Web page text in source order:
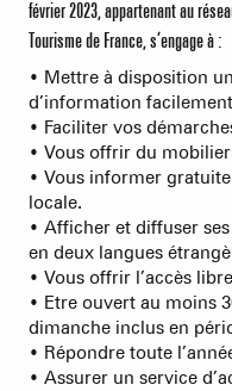
février 2023, appartenant au
Tourisme de France, s’engage à :
• Mettre à disposition
d’information
• Faciliter vos
• Vous offrir du
• Vous informer
locale.
• Afficher et diffuser
en deux langues
• Vous offrir l’accès
• Etre ouvert au moins
dimanche inclus en
• Répondre toute
• Assurer un service